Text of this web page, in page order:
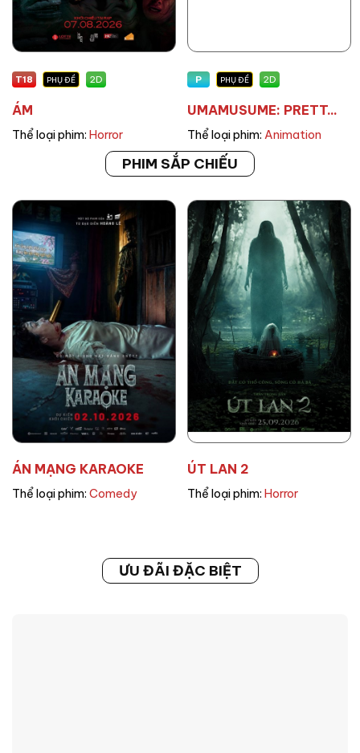
T18 PHỤ ĐỀ 2D
ÁM
Thể loại phim: Horror
P PHỤ ĐỀ 2D
UMAMUSUME: PRETT...
Thể loại phim: Animation
PHIM SẮP CHIẾU
ÁN MẠNG KARAOKE
Thể loại phim: Comedy
ÚT LAN 2
Thể loại phim: Horror
ƯU ĐÃI ĐẶC BIỆT